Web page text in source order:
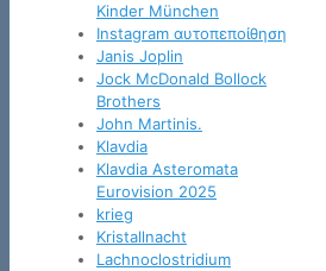
Kinder München
Instagram αυτοπεποίθηση
Janis Joplin
Jock McDonald Bollock
Brothers
John Martinis.
Klavdia
Klavdia Asteromata
Eurovision 2025
krieg
Kristallnacht
Lachnoclostridium